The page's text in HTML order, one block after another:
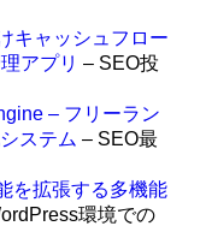
キャッシュフロー
アプリ – SEO投
– フリーラン
ステム – SEO最
を拡張する多機能
環境での